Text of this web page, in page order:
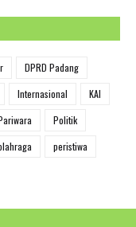
DPRD Padang
Internasional
KAI
Politik
peristiwa